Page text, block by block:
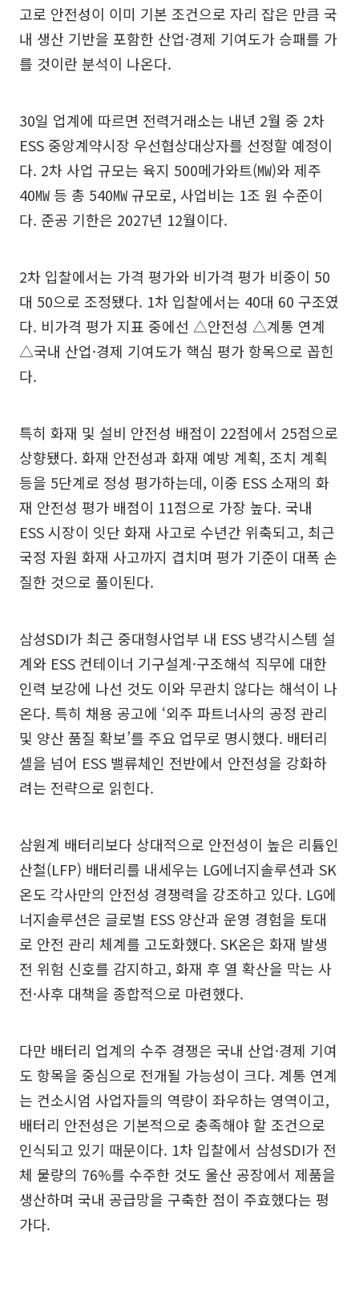
고로 안전성이 이미 기본 조건으로 자리 잡은 만큼 국
내 생산 기반을 포함한 산업·경제 기여도가 승패를 가
를 것이란 분석이 나온다.
30일 업계에 따르면 전력거래소는 내년 2월 중 2차
ESS 중앙계약시장 우선협상대상자를 선정할 예정이
다. 2차 사업 규모는 육지 500메가와트(㎿)와 제주
40㎿ 등 총 540㎿ 규모로, 사업비는 1조 원 수준이
다. 준공 기한은 2027년 12월이다.
2차 입찰에서는 가격 평가와 비가격 평가 비중이 50
대 50으로 조정됐다. 1차 입찰에서는 40대 60 구조였
다. 비가격 평가 지표 중에선 △안전성 △계통 연계
△국내 산업·경제 기여도가 핵심 평가 항목으로 꼽힌
다.
특히 화재 및 설비 안전성 배점이 22점에서 25점으로
상향됐다. 화재 안전성과 화재 예방 계획, 조치 계획
등을 5단계로 정성 평가하는데, 이중 ESS 소재의 화
재 안전성 평가 배점이 11점으로 가장 높다. 국내
ESS 시장이 잇단 화재 사고로 수년간 위축되고, 최근
국정 자원 화재 사고까지 겹치며 평가 기준이 대폭 손
질한 것으로 풀이된다.
삼성SDI가 최근 중대형사업부 내 ESS 냉각시스템 설
계와 ESS 컨테이너 기구설계·구조해석 직무에 대한
인력 보강에 나선 것도 이와 무관치 않다는 해석이 나
온다. 특히 채용 공고에 ‘외주 파트너사의 공정 관리
및 양산 품질 확보’를 주요 업무로 명시했다. 배터리
셀을 넘어 ESS 밸류체인 전반에서 안전성을 강화하
려는 전략으로 읽힌다.
삼원계 배터리보다 상대적으로 안전성이 높은 리튬인
산철(LFP) 배터리를 내세우는 LG에너지솔루션과 SK
온도 각사만의 안전성 경쟁력을 강조하고 있다. LG에
너지솔루션은 글로벌 ESS 양산과 운영 경험을 토대
로 안전 관리 체계를 고도화했다. SK온은 화재 발생
전 위험 신호를 감지하고, 화재 후 열 확산을 막는 사
전·사후 대책을 종합적으로 마련했다.
다만 배터리 업계의 수주 경쟁은 국내 산업·경제 기여
도 항목을 중심으로 전개될 가능성이 크다. 계통 연계
는 컨소시엄 사업자들의 역량이 좌우하는 영역이고,
배터리 안전성은 기본적으로 충족해야 할 조건으로
인식되고 있기 때문이다. 1차 입찰에서 삼성SDI가 전
체 물량의 76%를 수주한 것도 울산 공장에서 제품을
생산하며 국내 공급망을 구축한 점이 주효했다는 평
가다.